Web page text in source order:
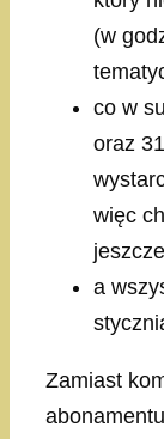
(w
co w
oraz
więc
a
Zamiast